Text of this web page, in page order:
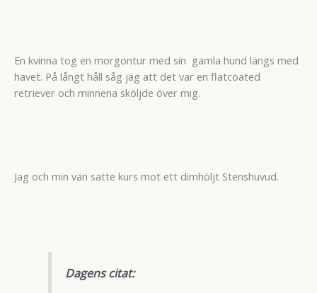
En kvinna tog en morgontur med sin gamla hund längs med
havet. På långt håll såg jag att det var en flatcoated
retriever och minnena sköljde över mig.
Jag och min vän satte kurs mot ett dimhöljt Stenshuvud.
Dagens citat: